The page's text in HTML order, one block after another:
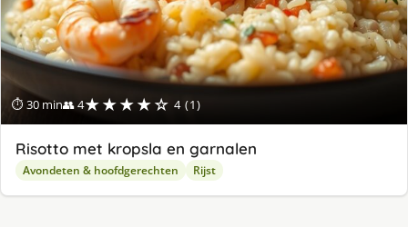
⏱ 30 min👥 4★★★★☆ 4 (1)
Ri­sot­to met krop­sla en gar­na­len
Avondeten & hoofdgerechten Rijst